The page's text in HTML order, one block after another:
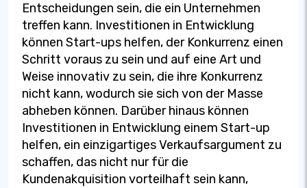
Entscheidungen sein, die ein Unternehmen
treffen kann. Investitionen in Entwicklung
können Start-ups helfen, der Konkurrenz einen
Schritt voraus zu sein und auf eine Art und
Weise innovativ zu sein, die ihre Konkurrenz
nicht kann, wodurch sie sich von der Masse
abheben können. Darüber hinaus können
Investitionen in Entwicklung einem Start-up
helfen, ein einzigartiges Verkaufsargument zu
schaffen, das nicht nur für die
Kundenakquisition vorteilhaft sein kann,